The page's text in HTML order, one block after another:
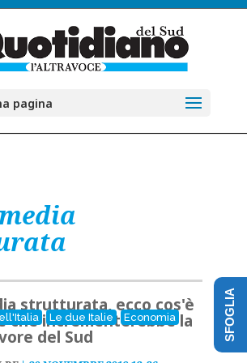
pagina
Le due Italie Economia
strutturata, ecco cos'è
che incrementerebbe la
del Sud SFOGLIA